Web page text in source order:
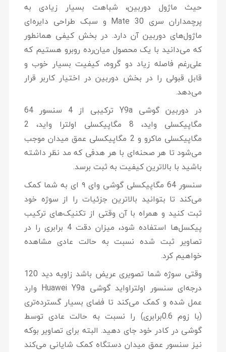
حیث ماژول دوربین، شباهت بسیار زیادی به
پرچمداران سری Mate 30 و سبک طراحی دایره‌ای
ماژول‌های دوربین آن دارد. در بخش کیفی همانطور
که می‌دانید با یک محصول میان‌رده روبرو هستیم که
علی‌رغم فاصله زیاد دو گروه، کیفیت بسیار خوب و
قابل قبولی را در بخش دوربین در اختیار کاربر قرار
می‌دهد.
در دوربین گوشی Y9a
ترکیبی از 4 سنسور 64
مگاپیکسلی واید، 8 مگاپیکسلی اولترا واید، 2
مگاپیکسلی ماکرو و 2 مگاپیکسلی عمق میدان موجب
می‌شود تا هر صحنه‌ای با هر هدفی که مد نظر داشته
باشید با بالاترین کیفیت به ثبت برسد.
سنسور 64 مگاپیکسلی گوشی وای ۹ ای به شما کمک
می‌کند تا بتوانید بالاترین جزئیات را از سوژه خود
ثبت کنید و همراه با آن وقتی از تکنیک‌های ترکیب
پیکسل‌ها استفاده شود، میزان دقت 4 برابری را در
تصاویر ثبت شده نسبت به حالت عادی مشاهده
خواهیم کرد.
وقتی سوژه شما تصویری عریض باشد زاویه دید 120
درجه‌ای سنسور اولتراواید گوشی Huawei Y9a وارد
عمل شده و کمک می‌کند تا فضای بسیار گسترده‌تری
(با زوم 0.6برابری) را نسبت به حالت عادی توسط
گوشی در کادر خود جای دهید. البته برای تصاویر بوکه
نیز سنسور عمق میدان دستگاه کمک شایانی می‌کند